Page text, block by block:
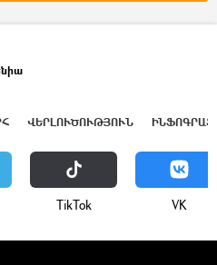
ՎԵՐԼՈՒԾՈՒԹՅՈՒՆ
ТikТоk VK